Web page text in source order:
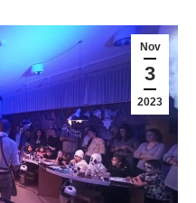
Nov
3
2023